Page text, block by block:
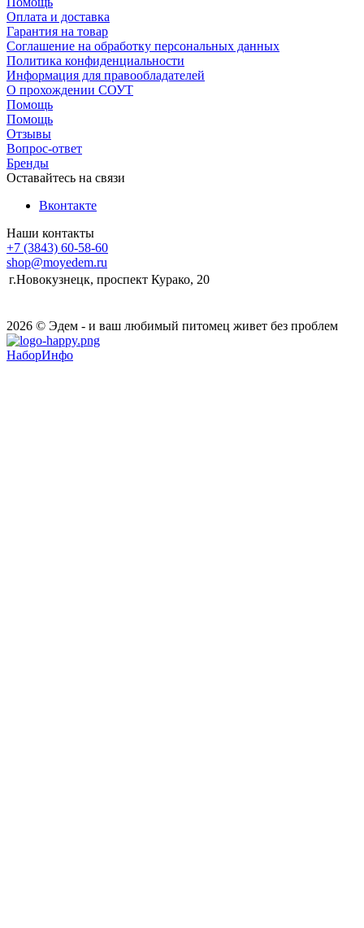
Оплата и доставка
Гарантия на товар
Соглашение на обработку персональных данных
Политика конфиденциальности
Информация для правообладателей
О прохождении СОУТ
Помощь
Помощь
Отзывы
Вопрос-ответ
Бренды
Оставайтесь на связи
Вконтакте
Наши контакты
+7 (3843) 60-58-60
shop@moyedem.ru
г.Новокузнецк, проспект Курако, 20
2026 © Эдем - и ваш любимый питомец живет без проблем
НаборИнфо